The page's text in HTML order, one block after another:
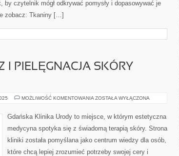
by czytelnik mógł odkrywać pomysły i dopasowywać je
zobacz: Tkaniny […]
I PIELĘGNACJA SKÓRY
MOŻLIWOŚĆ KOMENTOWANIA ZABIEGI
PIELĘGNACJA
WRAŻLIWEJ
ZOSTAŁA WYŁĄCZONA
Gdańska Klinika Urody to miejsce, w którym estetyczna
medycyna spotyka się z świadomą terapią skóry. Strona
kliniki została pomyślana jako centrum wiedzy dla osób,
które chcą lepiej zrozumieć potrzeby swojej cery i